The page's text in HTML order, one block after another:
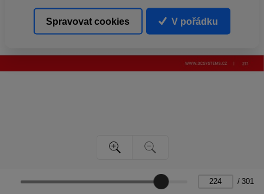
/ 301
Spravovat cookies V pořádku